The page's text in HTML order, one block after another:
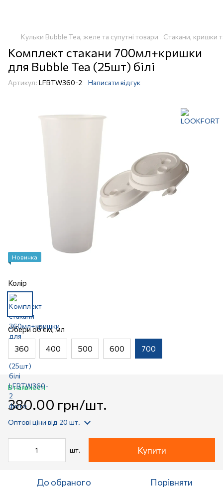
Кульки Bubble Tea, желе та супутні товари Стакани, кришки
Комплект стакани 700мл+кришки
для Bubble Tea (25шт) білі
Артикул: LFBTW360-2 Написати відгук
Новинка
Колір
Обери об'єм, мл
360 400 500 600 700
В наявності
380.00 грн/шт.
Оптові ціни від 20 шт.
шт. Купити
До обраного Порівняти